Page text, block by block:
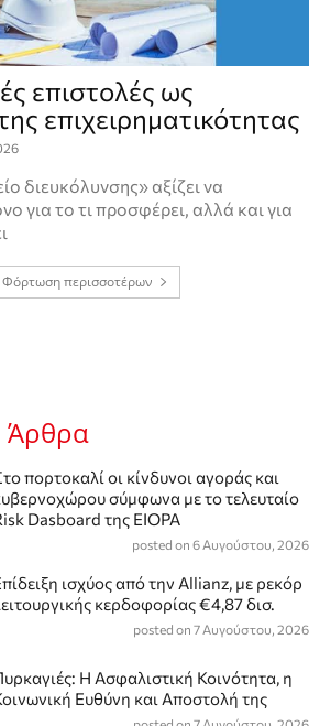
επιστολές ως
επιχειρηματικότητας
διευκόλυνσης» αξίζει να
για το τι προσφέρει, αλλά και για
Φόρτωση περισσοτέρων
Άρθρα
πορτοκαλί οι κίνδυνοι αγοράς και
σύμφωνα με το τελευταίο
Dasboard της EIOPA
posted on 6 Αυγούστου, 2026
ισχύος από την Allianz, με ρεκόρ
κερδοφορίας €4,87 δισ.
posted on 7 Αυγούστου, 2026
Η Ασφαλιστική Κοινότητα, η
Ευθύνη και Αποστολή της